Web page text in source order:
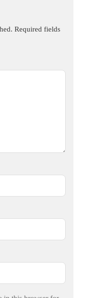
Required fields